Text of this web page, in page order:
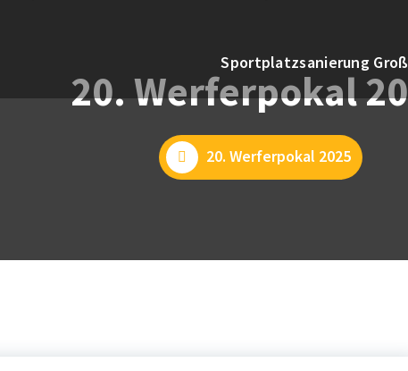
Sportplatzsanierung
20. Werferpokal
20. Werferpokal 2025